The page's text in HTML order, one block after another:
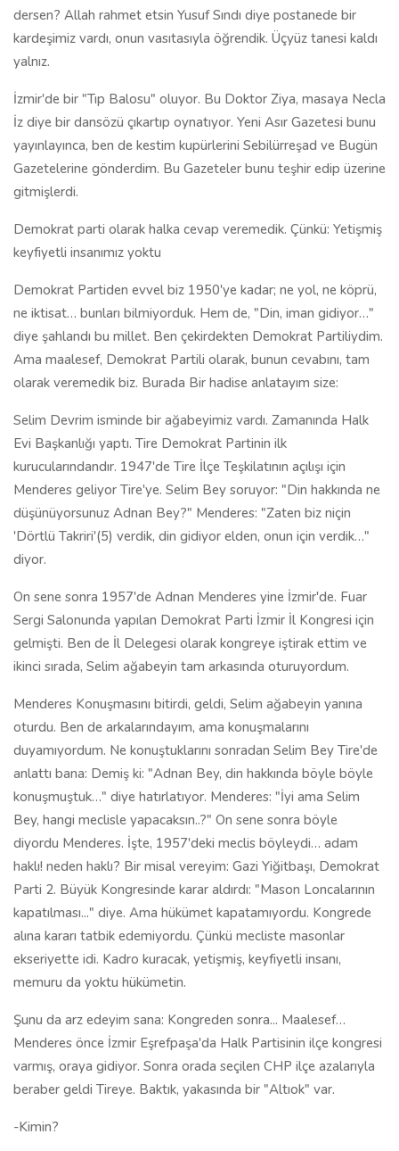
dersen? Allah rahmet etsin Yusuf Sındı diye postanede bir
kardeşimiz vardı, onun vasıtasıyla öğrendik. Üçyüz tanesi kaldı
yalnız.
İzmir'de bir "Tıp Balosu" oluyor. Bu Doktor Ziya, masaya Necla
İz diye bir dansözü çıkartıp oynatıyor. Yeni Asır Gazetesi bunu
yayınlayınca, ben de kestim kupürlerini Sebilürreşad ve Bugün
Gazetelerine gönderdim. Bu Gazeteler bunu teşhir edip üzerine
gitmişlerdi.
Demokrat parti olarak halka cevap veremedik. Çünkü: Yetişmiş
keyfiyetli insanımız yoktu
Demokrat Partiden evvel biz 1950'ye kadar; ne yol, ne köprü,
ne iktisat… bunları bilmiyorduk. Hem de, "Din, iman gidiyor…"
diye şahlandı bu millet. Ben çekirdekten Demokrat Partiliydim.
Ama maalesef, Demokrat Partili olarak, bunun cevabını, tam
olarak veremedik biz. Burada Bir hadise anlatayım size:
Selim Devrim isminde bir ağabeyimiz vardı. Zamanında Halk
Evi Başkanlığı yaptı. Tire Demokrat Partinin ilk
kurucularındandır. 1947'de Tire İlçe Teşkilatının açılışı için
Menderes geliyor Tire'ye. Selim Bey soruyor: "Din hakkında ne
düşünüyorsunuz Adnan Bey?" Menderes: "Zaten biz niçin
'Dörtlü Takriri'(5) verdik, din gidiyor elden, onun için verdik…"
diyor.
On sene sonra 1957'de Adnan Menderes yine İzmir'de. Fuar
Sergi Salonunda yapılan Demokrat Parti İzmir İl Kongresi için
gelmişti. Ben de İl Delegesi olarak kongreye iştirak ettim ve
ikinci sırada, Selim ağabeyin tam arkasında oturuyordum.
Menderes Konuşmasını bitirdi, geldi, Selim ağabeyin yanına
oturdu. Ben de arkalarındayım, ama konuşmalarını
duyamıyordum. Ne konuştuklarını sonradan Selim Bey Tire'de
anlattı bana: Demiş ki: "Adnan Bey, din hakkında böyle böyle
konuşmuştuk…" diye hatırlatıyor. Menderes: "İyi ama Selim
Bey, hangi meclisle yapacaksın..?" On sene sonra böyle
diyordu Menderes. İşte, 1957'deki meclis böyleydi… adam
haklı! neden haklı? Bir misal vereyim: Gazi Yiğitbaşı, Demokrat
Parti 2. Büyük Kongresinde karar aldırdı: "Mason Loncalarının
kapatılması..." diye. Ama hükümet kapatamıyordu. Kongrede
alına kararı tatbik edemiyordu. Çünkü mecliste masonlar
ekseriyette idi. Kadro kuracak, yetişmiş, keyfiyetli insanı,
memuru da yoktu hükümetin.
Şunu da arz edeyim sana: Kongreden sonra... Maalesef…
Menderes önce İzmir Eşrefpaşa'da Halk Partisinin ilçe kongresi
varmış, oraya gidiyor. Sonra orada seçilen CHP ilçe azalarıyla
beraber geldi Tireye. Baktık, yakasında bir "Altıok" var.
-Kimin?